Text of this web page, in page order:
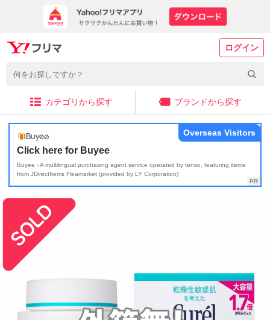
ログイン
カテゴリから探す ブランドから探す
Click here for Buyee
Buyee - A multilingual purchasing agent service operated by tenso, featuring items
from JDirectItems Fleamarket (provided by LY Corporation)
Overseas Visitors